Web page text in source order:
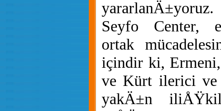
yararlanÄ±yoruz.
Seyfo Center,
ortak
içindir ki,
ve Kürt ilerici ve
yakÄ±n